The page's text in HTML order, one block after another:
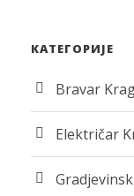
КАТЕГОРИЈЕ
Bravar
Električar